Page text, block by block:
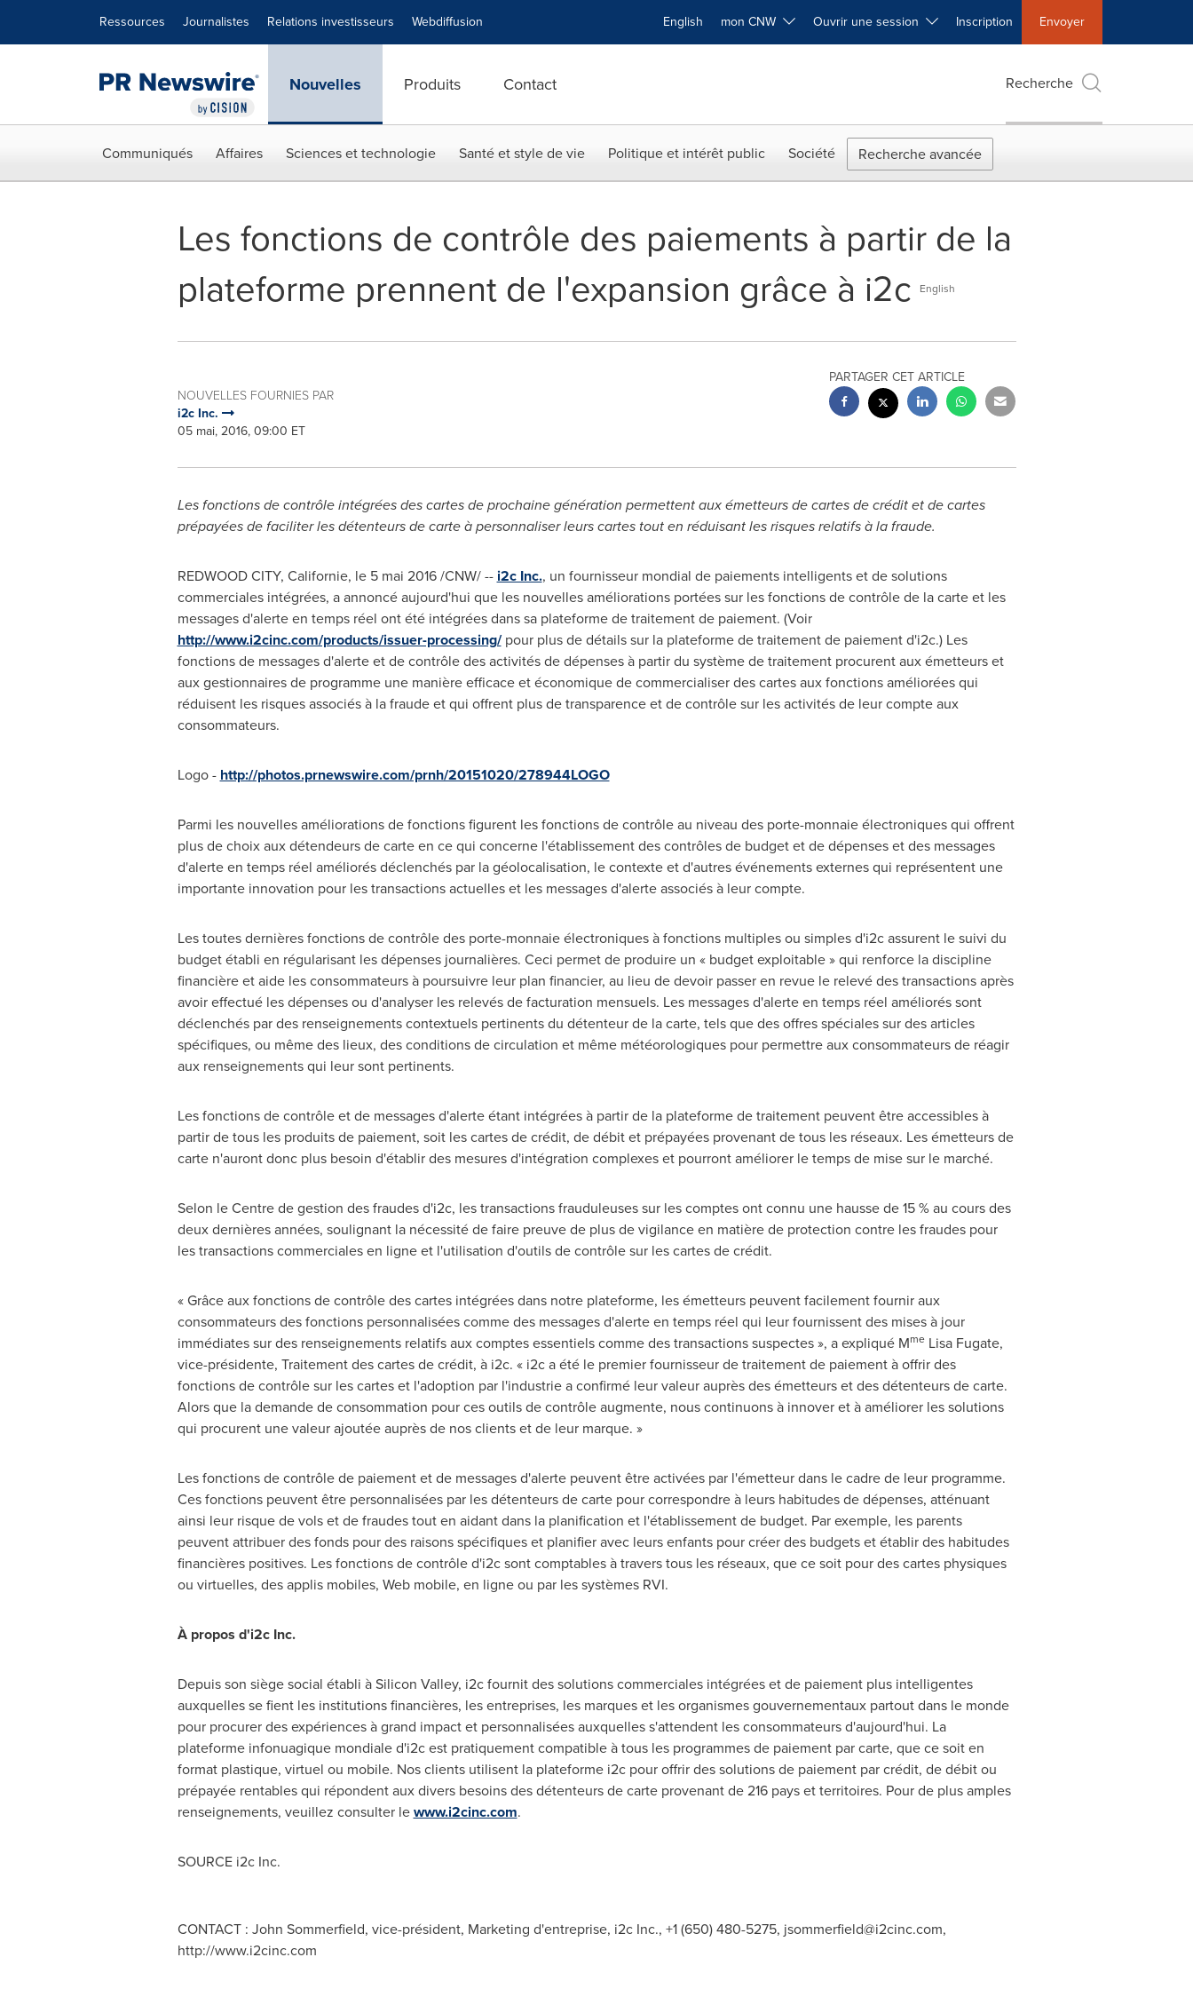
Ressources Journalistes Relations investisseurs Webdiffusion English mon CNW Ouvrir une session Inscription Envoyer
Nouvelles Produits Contact Recherche
Communiqués Affaires Sciences et technologie Santé et style de vie Politique et intérêt public Société Recherche avancée
Les fonctions de contrôle des paiements à partir de la
plateforme prennent de l'expansion grâce à i2c
English
NOUVELLES FOURNIES PAR
i2c Inc.
05 mai, 2016, 09:00 ET
PARTAGER CET ARTICLE
Les fonctions de contrôle intégrées des cartesde prochaine génération permettent aux émetteurs de cartes de crédit et de cartes
prépayées de faciliter les détenteurs de carte à personnaliser leurs cartes tout en réduisant les risques relatifs à la fraude.
REDWOOD CITY, Californie, le 5 mai 2016 /CNW/ -- i2c Inc., un fournisseur mondial de paiements intelligents et de solutions
commerciales intégrées, a annoncé aujourd'hui que les nouvelles améliorations portées sur les fonctions de contrôle de la carte et les
messages d'alerte en temps réel ont été intégrées dans sa plateforme de traitement de paiement. (Voir
http://www.i2cinc.com/products/issuer-processing/pour plus de détails sur la plateforme de traitement de paiement d'i2c.) Les
fonctions de messages d'alerte et de contrôle des activités de dépenses à partir du système de traitement procurent aux émetteurs et
aux gestionnaires de programme une manière efficace et économique de commercialiser des cartes aux fonctions améliorées qui
réduisent les risques associés à la fraude et qui offrent plus de transparence et de contrôle sur les activités de leur compte aux
consommateurs.
Logo - http://photos.prnewswire.com/prnh/20151020/278944LOGO
Parmi les nouvelles améliorations de fonctions figurent les fonctions de contrôle au niveau des porte-monnaie électroniques qui offrent
plus de choix aux détendeurs de carte en ce qui concerne l'établissement des contrôles de budget et de dépenses et des messages
d'alerte en temps réel améliorés déclenchés par la géolocalisation, le contexte et d'autres événements externes qui représentent une
importante innovation pour les transactions actuelles et les messages d'alerte associés à leur compte.
Les toutes dernières fonctions de contrôle des porte-monnaie électroniques à fonctions multiples ou simples d'i2c assurent le suivi du
budget établi en régularisant les dépenses journalières. Ceci permet de produire un « budget exploitable » qui renforce la discipline
financière et aide les consommateurs à poursuivre leur plan financier, au lieu de devoir passer en revue le relevé des transactions après
avoir effectué les dépenses ou d'analyser les relevés de facturation mensuels. Les messages d'alerte en temps réel améliorés sont
déclenchés par des renseignements contextuels pertinents du détenteur de la carte, tels que des offres spéciales sur des articles
spécifiques, ou même des lieux, des conditions de circulation et même météorologiques pour permettre aux consommateurs de réagir
aux renseignements qui leur sont pertinents.
Les fonctions de contrôle et de messages d'alerte étant intégrées à partir de la plateforme de traitement peuvent être accessibles à
partir de tous les produits de paiement, soit les cartes de crédit, de débit et prépayées provenant de tous les réseaux. Les émetteurs de
carte n'auront donc plus besoin d'établir des mesures d'intégration complexes et pourront améliorer le temps de mise sur le marché.
Selon le Centre de gestion des fraudes d'i2c, les transactions frauduleuses sur les comptes ont connu une hausse de 15 % au cours des
deux dernières années, soulignant la nécessité de faire preuve de plus de vigilance en matière de protection contre les fraudes pour
les transactions commerciales en ligne et l'utilisation d'outils de contrôle sur les cartes de crédit.
« Grâce aux fonctions de contrôle des cartes intégrées dans notre plateforme, les émetteurs peuvent facilement fournir aux
consommateurs des fonctions personnalisées comme des messages d'alerte en temps réel qui leur fournissent des mises à jour
immédiates sur des renseignements relatifs aux comptes essentiels comme des transactions suspectes », a expliqué MmeLisa Fugate,
vice-présidente, Traitement des cartes de crédit, à i2c. « i2c a été le premier fournisseur de traitement de paiement à offrir des
fonctions de contrôle sur les cartes et l'adoption par l'industrie a confirmé leur valeur auprès des émetteurs et des détenteurs de carte.
Alors que la demande de consommation pour ces outils de contrôle augmente, nous continuons à innover et à améliorer les solutions
qui procurent une valeur ajoutée auprès de nos clients et de leur marque. »
Les fonctions de contrôle de paiement et de messages d'alerte peuvent être activées par l'émetteur dans le cadre de leur programme.
Ces fonctions peuvent être personnalisées par les détenteurs de carte pour correspondre à leurs habitudes de dépenses, atténuant
ainsi leur risque de vols et de fraudes tout en aidant dans la planification et l'établissement de budget. Par exemple, les parents
peuvent attribuer des fonds pour des raisons spécifiques et planifier avec leurs enfants pour créer des budgets et établir des habitudes
financières positives. Les fonctions de contrôle d'i2c sont comptables à travers tous les réseaux, que ce soit pour des cartes physiques
ou virtuelles, des applis mobiles, Web mobile, en ligne ou par les systèmes RVI.
À propos d'i2c Inc.
Depuis son siège social établi à Silicon Valley, i2c fournit des solutions commerciales intégrées et de paiement plus intelligentes
auxquelles se fient les institutions financières, les entreprises, les marques et les organismes gouvernementaux partout dans le monde
pour procurer des expériences à grand impact et personnalisées auxquelles s'attendent les consommateurs d'aujourd'hui. La
plateforme infonuagique mondiale d'i2c est pratiquement compatible à tous les programmes de paiement par carte, que ce soit en
format plastique, virtuel ou mobile. Nos clients utilisent la plateforme i2c pour offrir des solutions de paiement par crédit, de débit ou
prépayée rentables qui répondent aux divers besoins des détenteurs de carte provenant de 216 pays et territoires. Pour de plus amples
renseignements, veuillez consulter lewww.i2cinc.com.
SOURCE i2c Inc.
CONTACT : John Sommerfield, vice-président, Marketing d'entreprise, i2c Inc., +1 (650) 480-5275, jsommerfield@i2cinc.com,
http://www.i2cinc.com